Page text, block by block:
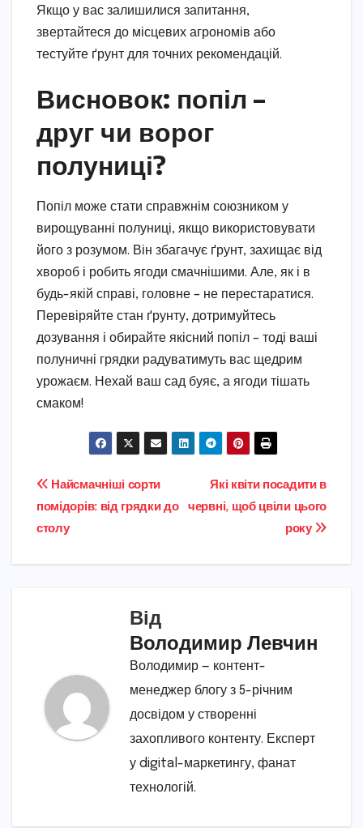
Якщо у вас залишилися запитання,
звертайтеся до місцевих агрономів або
тестуйте ґрунт для точних рекомендацій.
Висновок: попіл –
друг чи ворог
полуниці?
Попіл може стати справжнім союзником у
вирощуванні полуниці, якщо використовувати
його з розумом. Він збагачує ґрунт, захищає від
хвороб і робить ягоди смачнішими. Але, як і в
будь-якій справі, головне – не перестаратися.
Перевіряйте стан ґрунту, дотримуйтесь
дозування і обирайте якісний попіл – тоді ваші
полуничні грядки радуватимуть вас щедрим
урожаєм. Нехай ваш сад буяє, а ягоди тішать
смаком!
Навігація
записів
Які квіти посадити в
червні, щоб цвіли цього
року
Найсмачніші сорти
помідорів: від грядки до
столу
Від
Володимир Левчин
Володимир — контент-
менеджер блогу з 5-річним
досвідом у створенні
захопливого контенту. Експерт
у digital-маркетингу, фанат
технологій.